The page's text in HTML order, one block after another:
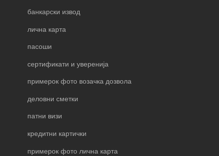
банкарски извод
лична карта
пасоши
сертификати и уверенија
примерок фото возачка дозвола
деловни сметки
патни визи
кредитни картички
примерок фото лична карта